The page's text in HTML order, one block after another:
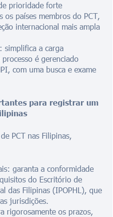
prioridade forte
os países membros do PCT,
internacional mais ampla
simplifica a carga
é gerenciado
com uma busca e exame
para registrar um
PCT nas Filipinas,
garanta a conformidade
do Escritório de
das Filipinas (IPOPHL), que
jurisdições.
rigorosamente os prazos,